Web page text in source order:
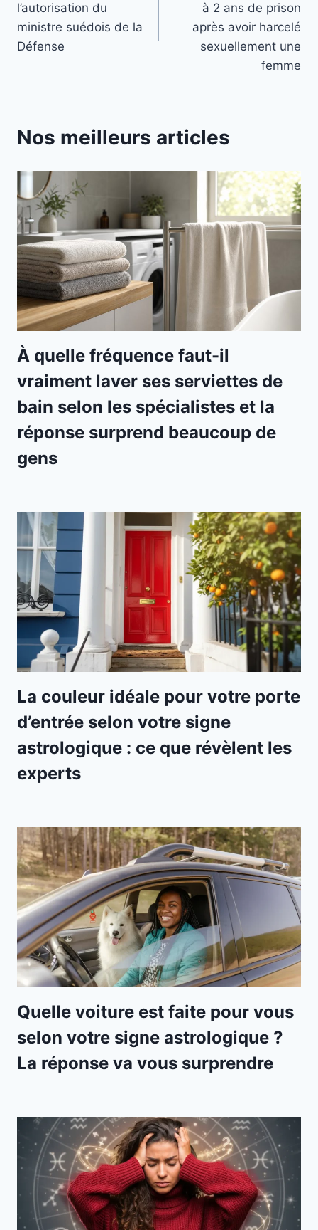
l’article
l’autorisation du
ministre suédois de la
Défense
à 2 ans de prison
après avoir harcelé
sexuellement une
femme
Nos meilleurs articles
À quelle fréquence faut-il
vraiment laver ses serviettes de
bain selon les spécialistes et la
réponse surprend beaucoup de
gens
La couleur idéale pour votre porte
d’entrée selon votre signe
astrologique : ce que révèlent les
experts
Quelle voiture est faite pour vous
selon votre signe astrologique ?
La réponse va vous surprendre